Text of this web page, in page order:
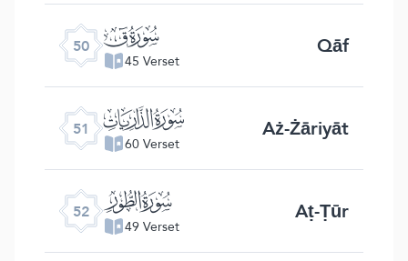
50 ﯟ
45 Verset Qāf
51 ﯠ
60 Verset Aż-Żāriyāt
52 ﯡ
49 Verset Aṭ-Ṭūr